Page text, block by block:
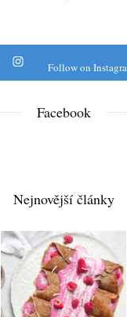
Follow on
Facebook
Nejnovější články